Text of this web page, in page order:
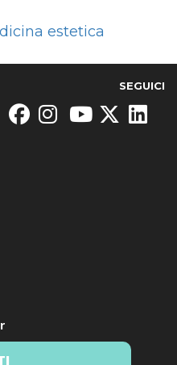
estetica
SEGUICI